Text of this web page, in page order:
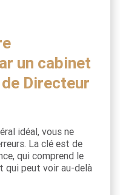
un cabinet
Directeur
idéal, vous ne
La clé est de
qui comprend le
qui peut voir au-delà